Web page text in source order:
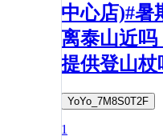
中心店)#暑
离泰山近
提供登山杖
YoYo_7M8S0T2F
1